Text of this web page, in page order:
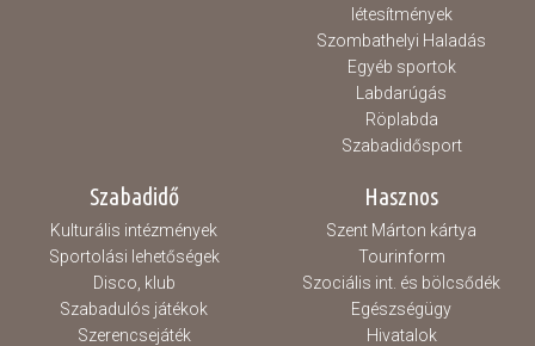
létesítmények
Szombathelyi Haladás
Egyéb sportok
Labdarúgás
Röplabda
Szabadidősport
Szabadidő
Kulturális intézmények
Sportolási lehetőségek
Disco, klub
Szabadulós játékok
Szerencsejáték
Hasznos
Szent Márton kártya
Tourinform
Szociális int. és bölcsődék
Egészségügy
Hivatalok